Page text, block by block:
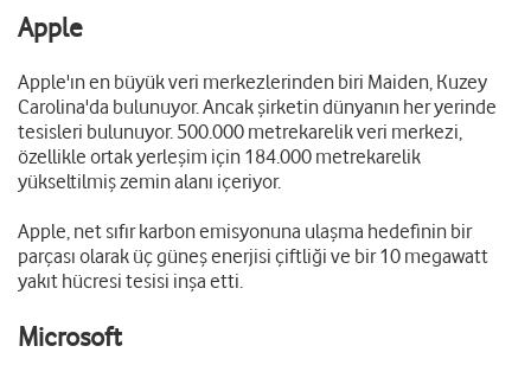
Apple
Apple'ın en büyük veri merkezlerinden biri Maiden, Kuzey
Carolina'da bulunuyor. Ancak şirketin dünyanın her yerinde
tesisleri bulunuyor. 500.000 metrekarelik veri merkezi,
özellikle ortak yerleşim için 184.000 metrekarelik
yükseltilmiş zemin alanı içeriyor.
Apple, net sıfır karbon emisyonuna ulaşma hedefinin bir
parçası olarak üç güneş enerjisi çiftliği ve bir 10 megawatt
yakıt hücresi tesisi inşa etti.
Microsoft